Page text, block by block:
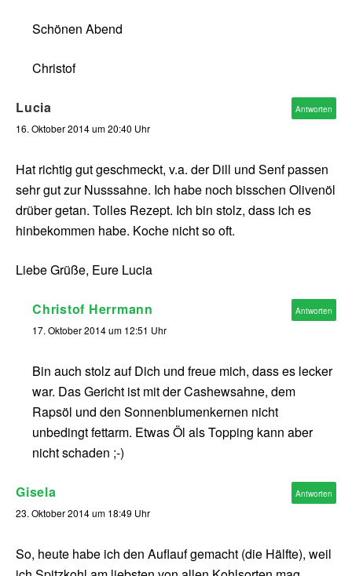
Schönen Abend
Christof
Lucia
16. Oktober 2014 um 20:40 Uhr
Hat richtig gut geschmeckt, v.a. der Dill und Senf passen
sehr gut zur Nusssahne. Ich habe noch bisschen Olivenöl
drüber getan. Tolles Rezept. Ich bin stolz, dass ich es
hinbekommen habe. Koche nicht so oft.
Liebe Grüße, Eure Lucia
Antworten
Christof Herrmann
17. Oktober 2014 um 12:51 Uhr
Bin auch stolz auf Dich und freue mich, dass es lecker
war. Das Gericht ist mit der Cashewsahne, dem
Rapsöl und den Sonnenblumenkernen nicht
unbedingt fettarm. Etwas Öl als Topping kann aber
nicht schaden ;-)
Antworten
Gisela
23. Oktober 2014 um 18:49 Uhr
So, heute habe ich den Auflauf gemacht (die Hälfte), weil
Antworten